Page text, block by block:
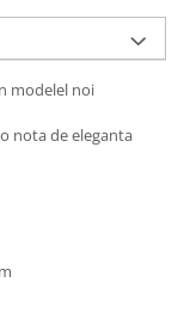
modelel noi
nota de eleganta